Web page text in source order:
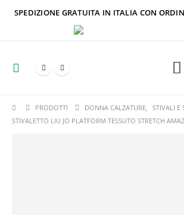
SPEDIZIONE GRATUITA IN ITALIA CON
PRODOTTI DONNA CALZATURE,
STIVALI E
STIVALETTO LIU JO PLATFORM TESSUTO STRETCH